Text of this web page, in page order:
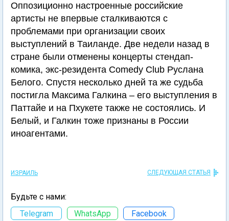
Оппозиционно настроенные российские
артисты не впервые сталкиваются с
проблемами при организации своих
выступлений в Таиланде. Две недели назад в
стране были отменены концерты стендап-
комика, экс-резидента Comedy Club Руслана
Белого. Спустя несколько дней та же судьба
постигла Максима Галкина – его выступления в
Паттайе и на Пхукете также не состоялись. И
Белый, и Галкин тоже признаны в России
иноагентами.
ИЗРАИЛЬ СЛЕДУЮЩАЯ СТАТЬЯ
Будьте с нами:
Telegram
WhatsApp Facebook